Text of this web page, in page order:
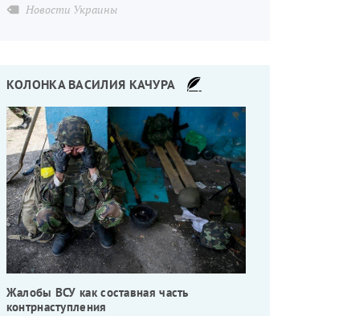
Новости Украины
КОЛОНКА ВАСИЛИЯ КАЧУРА
Жалобы ВСУ как составная часть
контрнаступления